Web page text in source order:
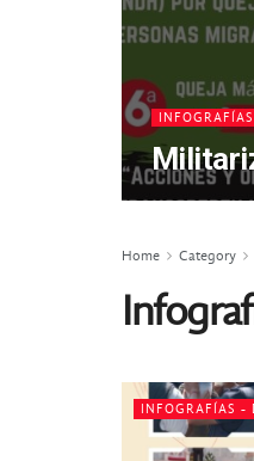
Home Category
INFOGRAFÍAS -